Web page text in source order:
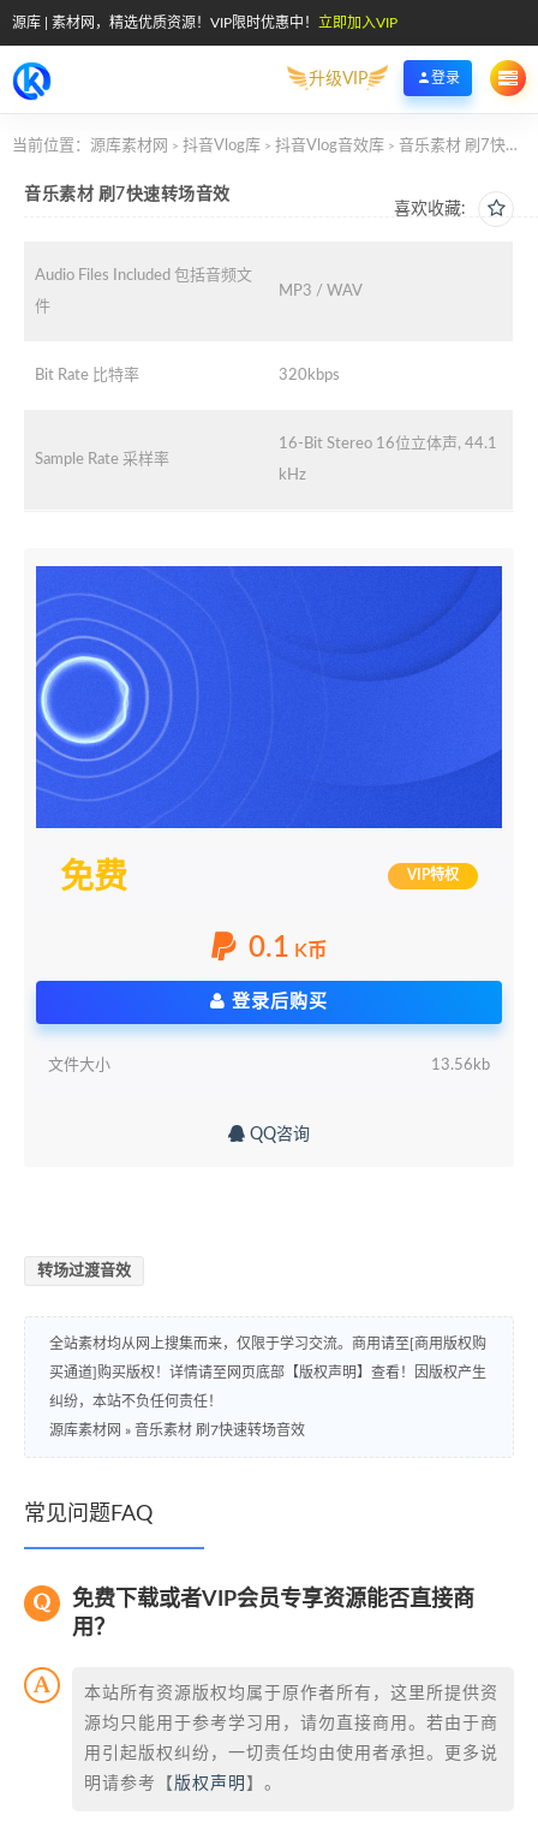
源库 | 素材网，精选优质资源！VIP限时优惠中！ 立即加入VIP
升级VIP 登录
当前位置： 源库素材网 > 抖音Vlog库 > 抖音Vlog音效库 > 音乐素材 刷7快速转场音效
喜欢收藏:
音乐素材 刷7快速转场音效
Audio Files Included 包括音频文
件
MP3 / WAV
Bit Rate 比特率 320kbps
Sample Rate 采样率
16-Bit Stereo 16位立体声, 44.1
kHz
免费 VIP特权
0.1 K币
登录后购买
文件大小 13.56kb
QQ咨询
转场过渡音效
全站素材均从网上搜集而来，仅限于学习交流。商用请至[商用版权购
买通道]购买版权！详情请至网页底部【版权声明】查看！因版权产生
纠纷，本站不负任何责任！
源库素材网 » 音乐素材 刷7快速转场音效
常见问题FAQ
免费下载或者VIP会员专享资源能否直接商
用？
本站所有资源版权均属于原作者所有，这里所提供资
源均只能用于参考学习用，请勿直接商用。若由于商
用引起版权纠纷，一切责任均由使用者承担。更多说
明请参考【 版权声明 】。